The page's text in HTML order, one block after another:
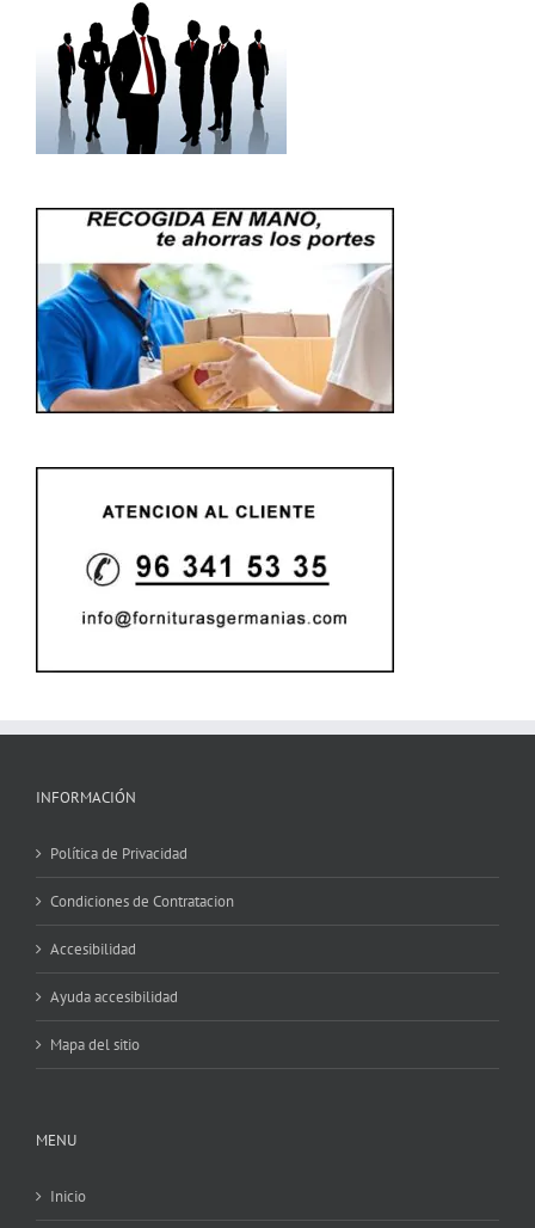
INFORMACIÓN
Política de Privacidad
Condiciones de Contratacion
Accesibilidad
Ayuda accesibilidad
Mapa del sitio
MENU
Inicio